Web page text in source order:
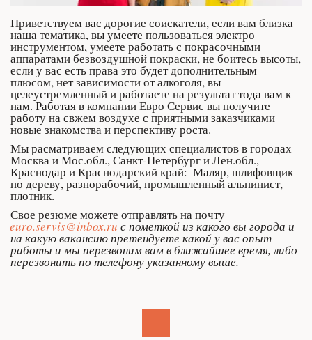
Приветствуем вас дорогие соискатели, если вам близка
наша тематика, вы умеете пользоваться электро
инструментом, умеете работать с покрасочными
аппаратами безвоздушной покраски, не боитесь высоты,
если у вас есть права это будет дополнительным
плюсом, нет зависимости от алкоголя, вы
целеустремленный и работаете на результат тода вам к
нам. Работая в компании Евро Сервис вы получите
работу на свжем воздухе с приятными заказчиками
новые знакомства и перспективу роста.
Мы расматриваем следующих специалистов в городах
Москва и Мос.обл., Санкт-Петербург и Лен.обл.,
Краснодар и Краснодарский край:  Маляр, шлифовщик
по дереву, разнорабочий, промышленный альпинист,
плотник.
Свое резюме можете отправлять на почту
euro.servis@inbox.ru с пометкой из какого вы города и
на какую вакансию претендуете какой у вас опыт
работы и мы перезвоним вам в ближайшее время, либо
перезвонить по телефону указанному выше.